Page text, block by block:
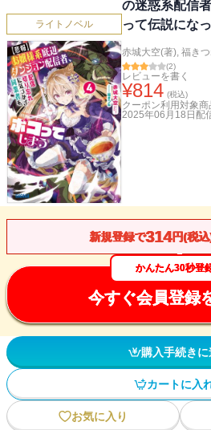
ライトノベル
の迷惑系配信
って伝説にな
赤城大空(著), 福き
(2)
レビューを書く
¥814 (税込)
クーポン利用対象商
2025年06月18日 配
新規登録で314円(税
かんたん30秒登
今すぐ会員登録
購入手続き
カートに入
お気に入り